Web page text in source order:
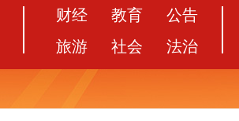
财经 教育
公告
旅游
社会 法治